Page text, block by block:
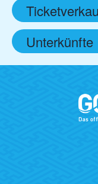
Unterkünfte